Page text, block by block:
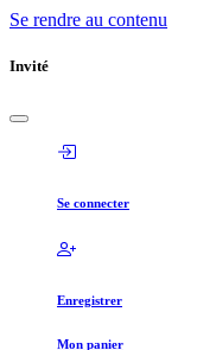
Se rendre au contenu
Invité
Se connecter
Enregistrer
Mon panier